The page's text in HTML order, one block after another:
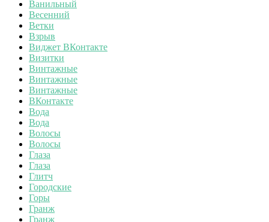
Ванильный
Весенний
Ветки
Взрыв
Виджет ВКонтакте
Визитки
Винтажные
Винтажные
Винтажные
ВКонтакте
Вода
Вода
Волосы
Волосы
Глаза
Глаза
Глитч
Городские
Горы
Гранж
Гранж